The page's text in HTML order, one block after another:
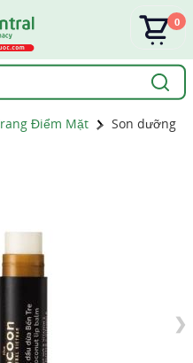
0
Điểm Mặt
Son dưỡng
❯